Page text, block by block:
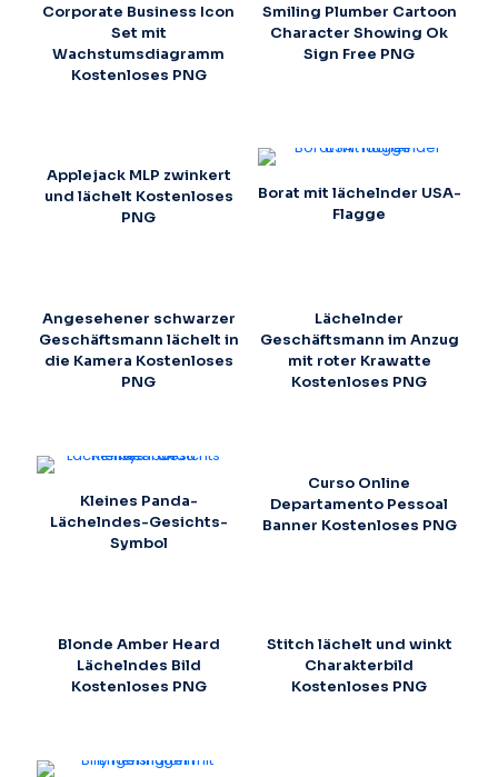
Corporate Business Icon
Set mit
Wachstumsdiagramm
Kostenloses PNG
Smiling Plumber Cartoon
Character Showing Ok
Sign Free PNG
Applejack MLP zwinkert
und lächelt Kostenloses
PNG
Borat mit lächelnder USA-
Flagge
Angesehener schwarzer
Geschäftsmann lächelt in
die Kamera Kostenloses
PNG
Lächelnder
Geschäftsmann im Anzug
mit roter Krawatte
Kostenloses PNG
Kleines Panda-
Lächelndes-Gesichts-
Symbol
Curso Online
Departamento Pessoal
Banner Kostenloses PNG
Blonde Amber Heard
Lächelndes Bild
Kostenloses PNG
Stitch lächelt und winkt
Charakterbild
Kostenloses PNG